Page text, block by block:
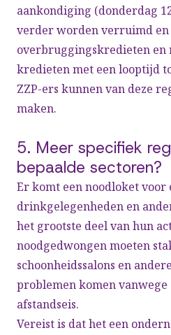
aankondiging (donderdag
verder worden verruimd en
overbruggingskredieten en
kredieten met een looptijd
ZZP-ers kunnen van deze
maken.
5. Meer specifiek
bepaalde sectoren?
Er komt een noodloket voor
drinkgelegenheden en
het grootste deel van hun
noodgedwongen moeten
schoonheidssalons en
problemen komen vanwege
afstandseis.
Vereist is dat het een